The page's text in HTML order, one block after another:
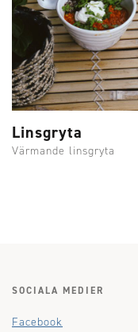
Linsgryta
Värmande linsgryta
SOCIALA MEDIER
Facebook